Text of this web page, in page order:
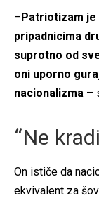
–Patriotizam je
pripadnicima
suprotno od
oni uporno
nacionalizma –
“Ne
On ističe da
ekvivalent za